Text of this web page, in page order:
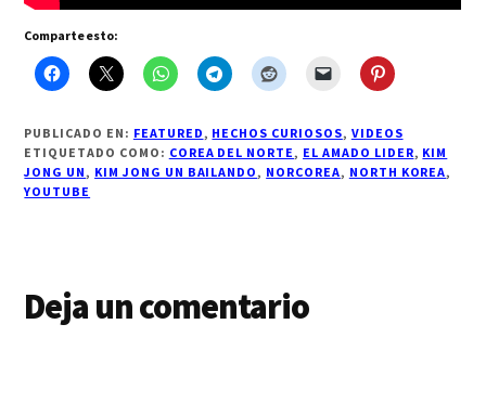
Comparte esto:
PUBLICADO EN: FEATURED, HECHOS CURIOSOS, VIDEOS
ETIQUETADO COMO: COREA DEL NORTE, EL AMADO LIDER, KIM
JONG UN, KIM JONG UN BAILANDO, NORCOREA, NORTH KOREA,
YOUTUBE
Interacciones
Deja un comentario